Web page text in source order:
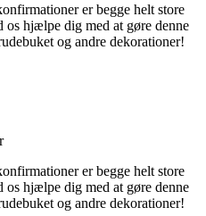
er begge helt store
hjælpe dig med at gøre denne
og andre dekorationer!
er begge helt store
hjælpe dig med at gøre denne
og andre dekorationer!